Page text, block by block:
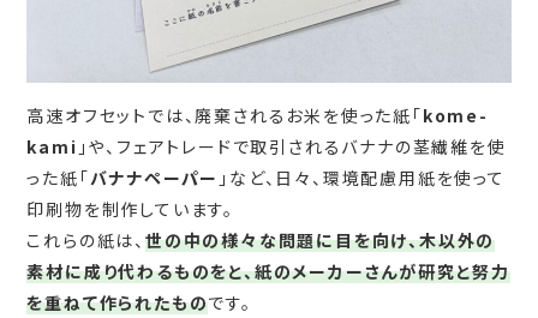
高速オフセットでは、廃棄されるお米を使った紙「kome-
kami 」や、フェアトレードで取引されるバナナの茎繊維を使
った紙「バナナペーパー 」など、日々、環境配慮用紙を使って
印刷物を制作しています。
これらの紙は、世の中の様々な問題に目を向け、木以外の
素材に成り代わるものをと、紙のメーカーさんが研究と努力
を重ねて作られたものです。